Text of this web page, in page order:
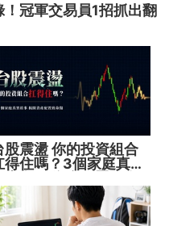
冠軍交易員1招抓出翻
股震盪 你的投資組合
得住嗎？3個家庭真實